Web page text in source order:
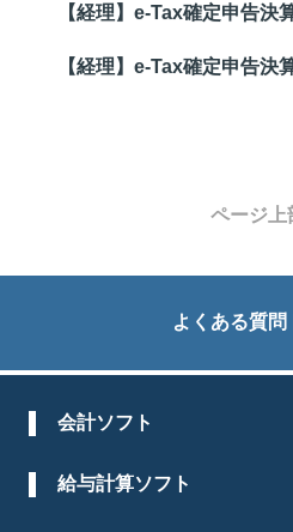
【経理】e-Tax確定申告決
【経理】e-Tax確定申告決
ページ上
よくある質問
会計ソフト
給与計算ソフト